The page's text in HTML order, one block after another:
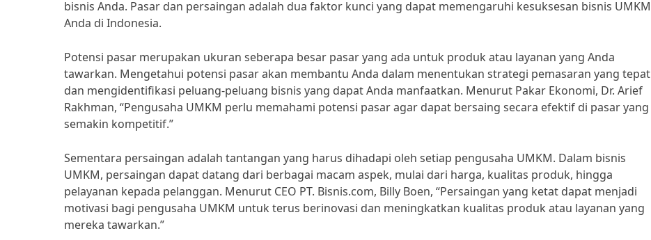
bisnis Anda. Pasar dan persaingan adalah dua faktor kunci yang dapat memengaruhi kesuksesan bisnis UMKM
Anda di Indonesia.
Potensi pasar merupakan ukuran seberapa besar pasar yang ada untuk produk atau layanan yang Anda
tawarkan. Mengetahui potensi pasar akan membantu Anda dalam menentukan strategi pemasaran yang tepat
dan mengidentifikasi peluang-peluang bisnis yang dapat Anda manfaatkan. Menurut Pakar Ekonomi, Dr. Arief
Rakhman, “Pengusaha UMKM perlu memahami potensi pasar agar dapat bersaing secara efektif di pasar yang
semakin kompetitif.”
Sementara persaingan adalah tantangan yang harus dihadapi oleh setiap pengusaha UMKM. Dalam bisnis
UMKM, persaingan dapat datang dari berbagai macam aspek, mulai dari harga, kualitas produk, hingga
pelayanan kepada pelanggan. Menurut CEO PT. Bisnis.com, Billy Boen, “Persaingan yang ketat dapat menjadi
motivasi bagi pengusaha UMKM untuk terus berinovasi dan meningkatkan kualitas produk atau layanan yang
mereka tawarkan.”